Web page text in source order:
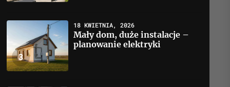
3
18 KWIETNIA, 2026
Mały dom, duże instalacje –
planowanie elektryki